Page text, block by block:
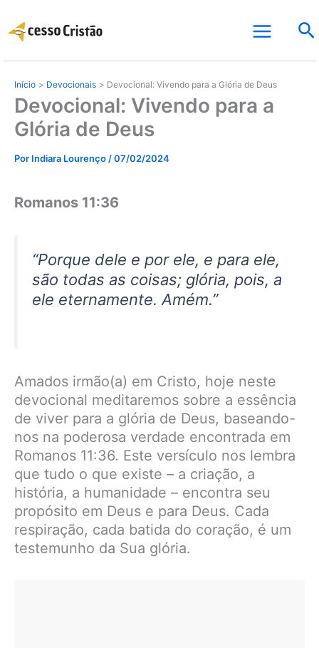
para
conteúdo
Início Devocionais Devocional: Vivendo para a Glória de Deus
Devocional: Vivendo para a
Glória de Deus
Por Indiara Lourenço /07/02/2024
Romanos 11:36
“Porque dele e por ele, e para ele,
são todas as coisas; glória, pois, a
ele eternamente. Amém.”
Amados irmão(a) em Cristo, hoje neste
devocional meditaremos sobre a essência
de viver para a glória de Deus, baseando-
nos na poderosa verdade encontrada em
Romanos 11:36. Este versículo nos lembra
que tudo o que existe – a criação, a
história, a humanidade – encontra seu
propósito em Deus e para Deus. Cada
respiração, cada batida do coração, é um
testemunho da Sua glória.